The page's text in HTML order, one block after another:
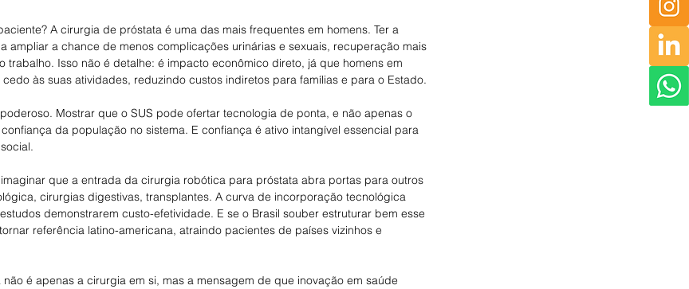
A cirurgia de próstata é uma das mais frequentes em homens. Ter a
ampliar a chance de menos complicações urinárias e sexuais, recuperação mais
trabalho. Isso não é detalhe: é impacto econômico direto, já que homens em
às suas atividades, reduzindo custos indiretos para famílias e para o Estado.
Mostrar que o SUS pode ofertar tecnologia de ponta, e não apenas o
da população no sistema. E confiança é ativo intangível essencial para
que a entrada da cirurgia robótica para próstata abra portas para outros
cirurgias digestivas, transplantes. A curva de incorporação tecnológica
demonstrarem custo-efetividade. E se o Brasil souber estruturar bem esse
referência latino-americana, atraindo pacientes de países vizinhos e
é apenas a cirurgia em si, mas a mensagem de que inovação em saúde